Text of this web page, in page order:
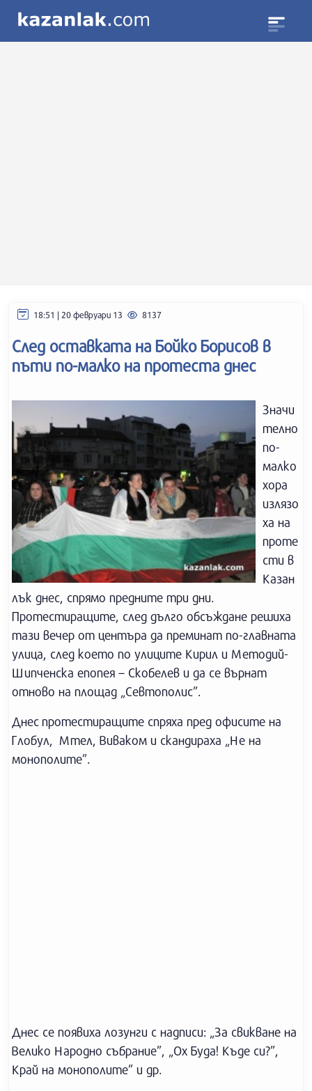
18:51 | 20 февруари 13 8137
След оставката на Бойко Борисов в
пъти по-малко на протеста днес
Значи
телно
по-
малко
хора
излязо
ха на
проте
сти в
Казан
лък днес, спрямо предните три дни.
Протестиращите, след дълго обсъждане решиха
тази вечер от центъра да преминат по-главната
улица, след което по улиците Кирил и Методий-
Шипченска епопея – Скобелев и да се върнат
отново на площад „Севтополис”.
Днес протестиращите спряха пред офисите на
Глобул, Мтел, Виваком и скандираха „Не на
монополите”.
Днес се появиха лозунги с надписи: „За свикване на
Велико Народно събрание”, „Ох Буда! Къде си?”,
Край на монополите” и др.